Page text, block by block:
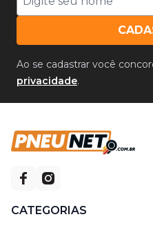
Ao se cadastrar você
privacidade.
CATEGORIAS